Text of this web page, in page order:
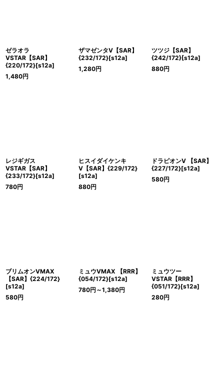
ゼラオラ
VSTAR【SAR】
{220/172}[s12a]
1,480円
ザマゼンタV【SAR】
{232/172}[s12a]
1,280円
ツツジ【SAR】
{242/172}[s12a]
880円
レジギガス
VSTAR【SAR】
{233/172}[s12a]
780円
ヒスイダイケンキ
V【SAR】{229/172}
[s12a]
880円
ドラピオンV 【SAR】
{227/172}[s12a]
580円
ブリムオンVMAX
【SAR】{224/172}
[s12a]
580円
ミュウVMAX 【RRR】
{054/172}[s12a]
780円 ～1,380円
ミュウツー
VSTAR【RRR】
{051/172}[s12a]
280円